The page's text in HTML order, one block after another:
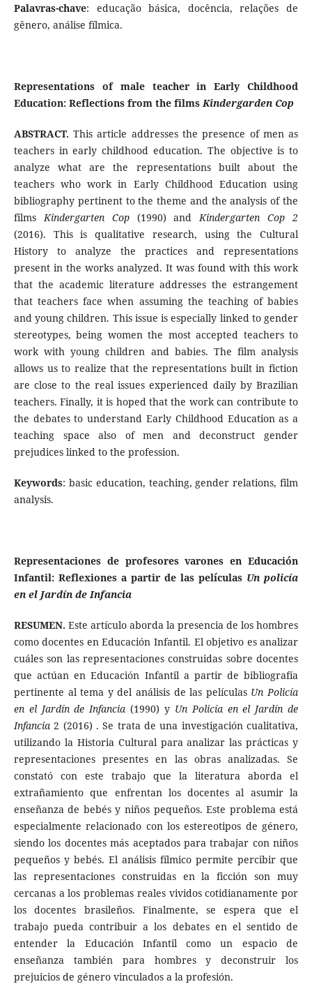
Palavras-chave: educação básica, docência, relações de
gênero, análise fílmica.
Representations of male teacher in Early Childhood
Education: Reflections from the films Kindergarden Cop
ABSTRACT.This article addresses the presence of men as
teachers in early childhood education. The objective is to
analyze what are the representations built about the
teachers who work in Early Childhood Education using
bibliography pertinent to the theme and the analysis of the
films Kindergarten Cop(1990) and Kindergarten Cop 2
(2016). This is qualitative research, using the Cultural
History to analyze the practices and representations
present in the works analyzed. It was found with this work
that the academic literature addresses the estrangement
that teachers face when assuming the teaching of babies
and young children. This issue is especially linked to gender
stereotypes, being women the most accepted teachers to
work with young children and babies. The film analysis
allows us to realize that the representations built in fiction
are close to the real issues experienced daily by Brazilian
teachers. Finally, it is hoped that the work can contribute to
the debates to understand Early Childhood Education as a
teaching space also of men and deconstruct gender
prejudices linked to the profession.
Keywords: basic education, teaching, gender relations, film
analysis.
Representaciones de profesores varones en Educación
Infantil: Reflexiones a partir de las películas Un policía
en el Jardín de Infancia
RESUMEN. Este artículo aborda la presencia de los hombres
como docentes en Educación Infantil. El objetivo es analizar
cuáles son las representaciones construidas sobre docentes
que actúan en Educación Infantil a partir de bibliografía
pertinente al tema y del análisis de las películas Un Policía
en el Jardín de Infancia (1990) y Un Policía en el Jardín de
Infancia2 (2016) . Se trata de una investigación cualitativa,
utilizando la Historia Cultural para analizar las prácticas y
representaciones presentes en las obras analizadas. Se
constató con este trabajo que la literatura aborda el
extrañamiento que enfrentan los docentes al asumir la
enseñanza de bebés y niños pequeños. Este problema está
especialmente relacionado con los estereotipos de género,
siendo los docentes más aceptados para trabajar con niños
pequeños y bebés. El análisis fílmico permite percibir que
las representaciones construidas en la ficción son muy
cercanas a los problemas reales vividos cotidianamente por
los docentes brasileños. Finalmente, se espera que el
trabajo pueda contribuir a los debates en el sentido de
entender la Educación Infantil como un espacio de
enseñanza también para hombres y deconstruir los
prejuicios de género vinculados a la profesión.